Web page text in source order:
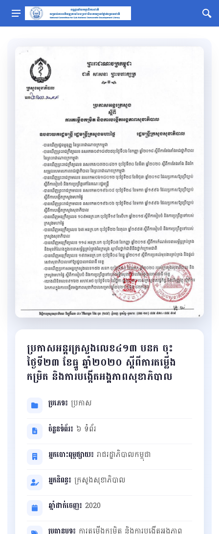
ប្រកាសអន្តរក្រសួងលេខ៤១៣ បនក ចុះ
ថ្ងៃទី២៣ ខែធ្នូ ឆ្នាំ២០២០ ស្តីពីការតម្លើង
កម្រិត និងការបង្កើតអង្គភាពសុខាភិបាល
ប្រភេទ៖ ប្រកាស
ចំនួនទំព័រ៖ ៦ ទំព័រ
អ្នកបោះពុម្ពផ្សាយ៖ រាជរដ្ឋាភិបាលកម្ពុជា
អ្នកនិពន្ធ៖ ក្រសួងសុខាភិបាល
ឆ្នាំដាក់ចេញ៖ 2020
ប្រធានបទ៖ ការតម្លើងកម្រិត និងការបង្កើតអង្គភាព